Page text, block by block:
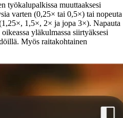
työkalupalkissa muuttaaksesi
varten (0,25× tai 0,5×) tai nopeuta
1,5×, 2× ja jopa 3×). Napauta
yläkulmassa siirtyäksesi
Myös raitakohtainen